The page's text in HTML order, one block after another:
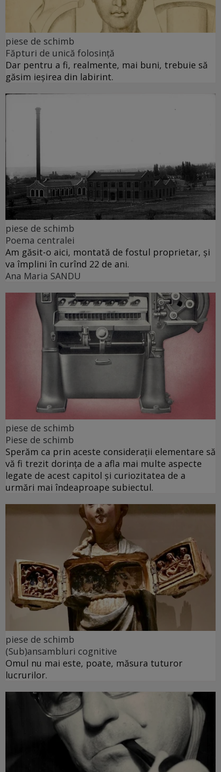
piese de schimb
Făpturi de unică folosință
Dar pentru a fi, realmente, mai buni, trebuie să
găsim ieșirea din labirint.
piese de schimb
Poema centralei
Am găsit-o aici, montată de fostul proprietar, și
va împlini în curînd 22 de ani.
Ana Maria SANDU
piese de schimb
Piese de schimb
Sperăm ca prin aceste considerații elementare să
vă fi trezit dorința de a afla mai multe aspecte
legate de acest capitol și curiozitatea de a
urmări mai îndeaproape subiectul.
piese de schimb
(Sub)ansambluri cognitive
Omul nu mai este, poate, măsura tuturor
lucrurilor.